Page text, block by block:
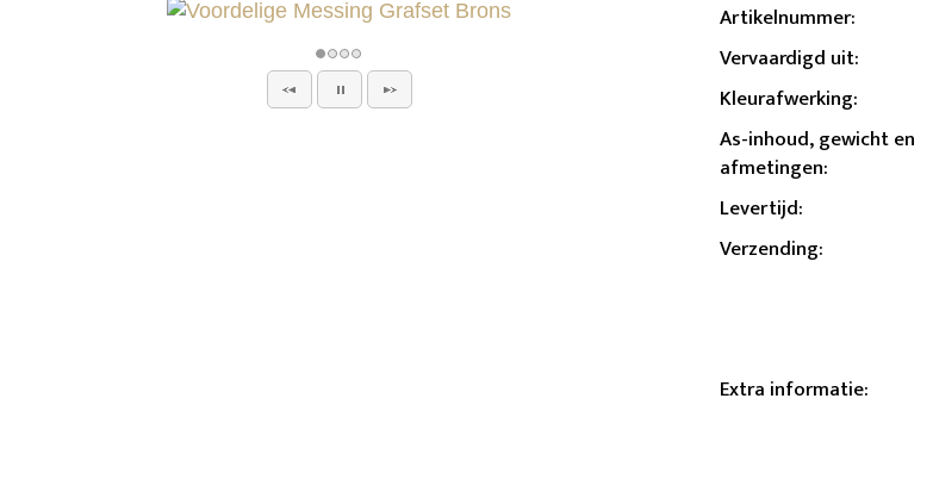
Artikelnummer:
Vervaardigd uit:
Kleurafwerking:
As-inhoud, gewicht en
afmetingen:
Levertijd:
Verzending:
Extra informatie: